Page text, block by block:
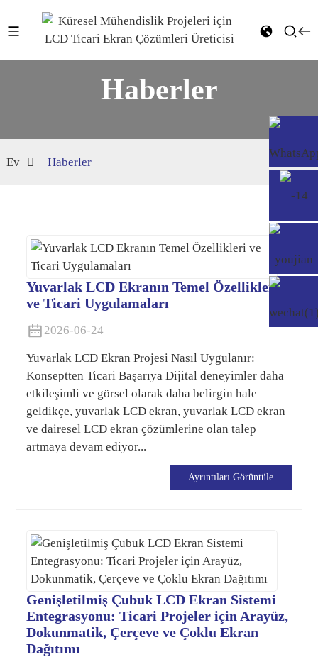
Haberler
Ev Haberler
Yuvarlak LCD Ekranın Temel Özellikleri
ve Ticari Uygulamaları
2026-06-24
Yuvarlak LCD Ekran Projesi Nasıl Uygulanır:
Konseptten Ticari Başarıya Dijital deneyimler daha
etkileşimli ve görsel olarak daha belirgin hale
geldikçe, yuvarlak LCD ekran, yuvarlak LCD ekran
ve dairesel LCD ekran çözümlerine olan talep
artmaya devam ediyor...
Ayrıntıları Görüntüle
Genişletilmiş Çubuk LCD Ekran Sistemi
Entegrasyonu: Ticari Projeler için Arayüz,
Dokunmatik, Çerçeve ve Çoklu Ekran
Dağıtımı